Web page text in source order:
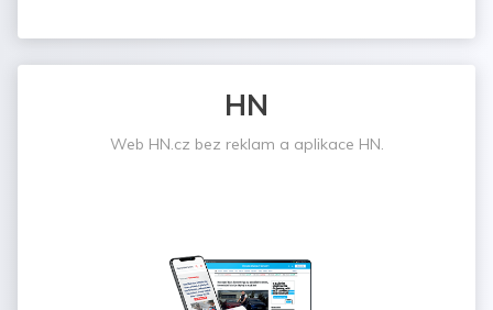
HN
Web HN.cz bez reklam a aplikace HN.